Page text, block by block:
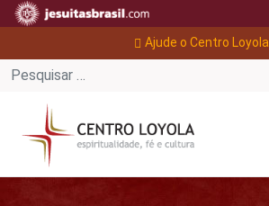
Ajude o Centro Loyola